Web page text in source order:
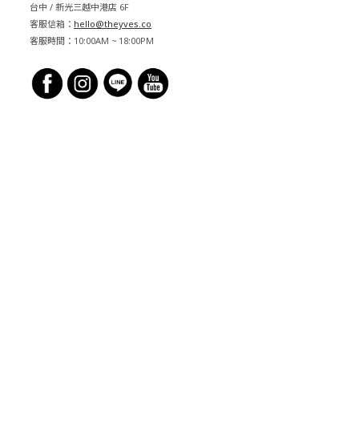
台中 / 新光三越中港店 6F
客服信箱： hello@theyves.co
客服時間：10:00AM ~ 18:00PM